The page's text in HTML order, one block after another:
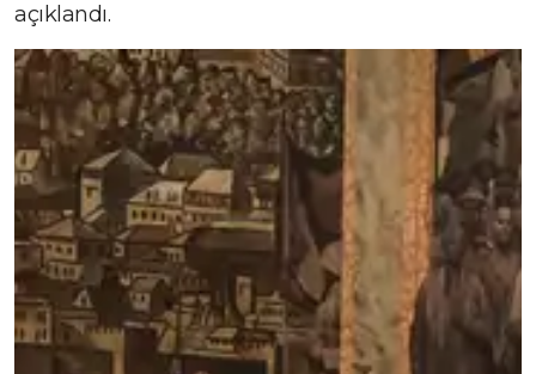
açıklandı.